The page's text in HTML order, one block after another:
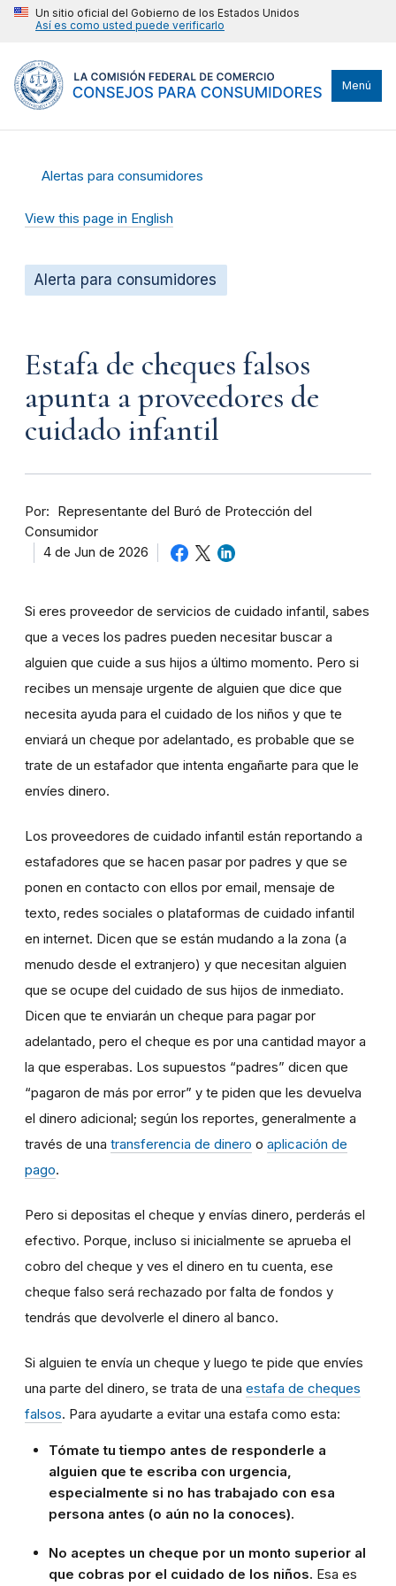
Un sitio oficial del Gobierno de los Estados Unidos
Así es como usted puede verificarlo
Menú
Alertas para consumidores
View this page in English
Alerta para consumidores
Estafa de cheques falsos
apunta a proveedores de
cuidado infantil
Por
Representante del Buró de Protección del
Consumidor
4 de Jun de 2026
Si eres proveedor de servicios de cuidado infantil, sabes
que a veces los padres pueden necesitar buscar a
alguien que cuide a sus hijos a último momento. Pero si
recibes un mensaje urgente de alguien que dice que
necesita ayuda para el cuidado de los niños y que te
enviará un cheque por adelantado, es probable que se
trate de un estafador que intenta engañarte para que le
envíes dinero.
Los proveedores de cuidado infantil están reportando a
estafadores que se hacen pasar por padres y que se
ponen en contacto con ellos por email, mensaje de
texto, redes sociales o plataformas de cuidado infantil
en internet. Dicen que se están mudando a la zona (a
menudo desde el extranjero) y que necesitan alguien
que se ocupe del cuidado de sus hijos de inmediato.
Dicen que te enviarán un cheque para pagar por
adelantado, pero el cheque es por una cantidad mayor a
la que esperabas. Los supuestos “padres” dicen que
“pagaron de más por error” y te piden que les devuelva
el dinero adicional; según los reportes, generalmente a
través de una transferencia de dinero o aplicación de
pago.
Pero si depositas el cheque y envías dinero, perderás el
efectivo. Porque, incluso si inicialmente se aprueba el
cobro del cheque y ves el dinero en tu cuenta, ese
cheque falso será rechazado por falta de fondos y
tendrás que devolverle el dinero al banco.
Si alguien te envía un cheque y luego te pide que envíes
una parte del dinero, se trata de una estafa de cheques
falsos. Para ayudarte a evitar una estafa como esta:
Tómate tu tiempo antes de responderle a
alguien que te escriba con urgencia,
especialmente si no has trabajado con esa
persona antes (o aún no la conoces).
No aceptes un cheque por un monto superior al
que cobras por el cuidado de los niños. Esa es